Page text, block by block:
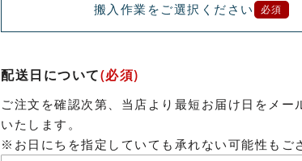
搬入作業をご選択ください 必須
配送日について(必須)
ご注文を確認次第、当店より最短お届け日をメー
いたします。
※お日にちを指定していても承れない可能性もご